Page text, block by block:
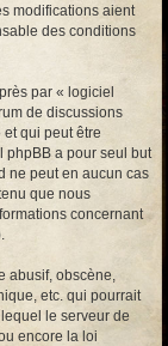
modifications aient
des conditions
par « logiciel
de discussions
et qui peut être
phpBB a pour seul but
ne peut en aucun cas
que nous
concernant
abusif, obscène,
etc. qui pourrait
le serveur de
encore la loi